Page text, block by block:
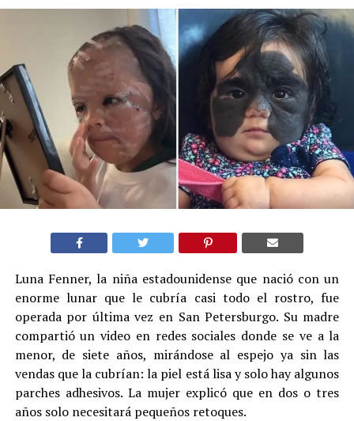
Luna Fenner, la niña estadounidense que nació con un
enorme lunar que le cubría casi todo el rostro, fue
operada por última vez en San Petersburgo. Su madre
compartió un video en redes sociales donde se ve a la
menor, de siete años, mirándose al espejo ya sin las
vendas que la cubrían: la piel está lisa y solo hay algunos
parches adhesivos. La mujer explicó que en dos o tres
años solo necesitará pequeños retoques.